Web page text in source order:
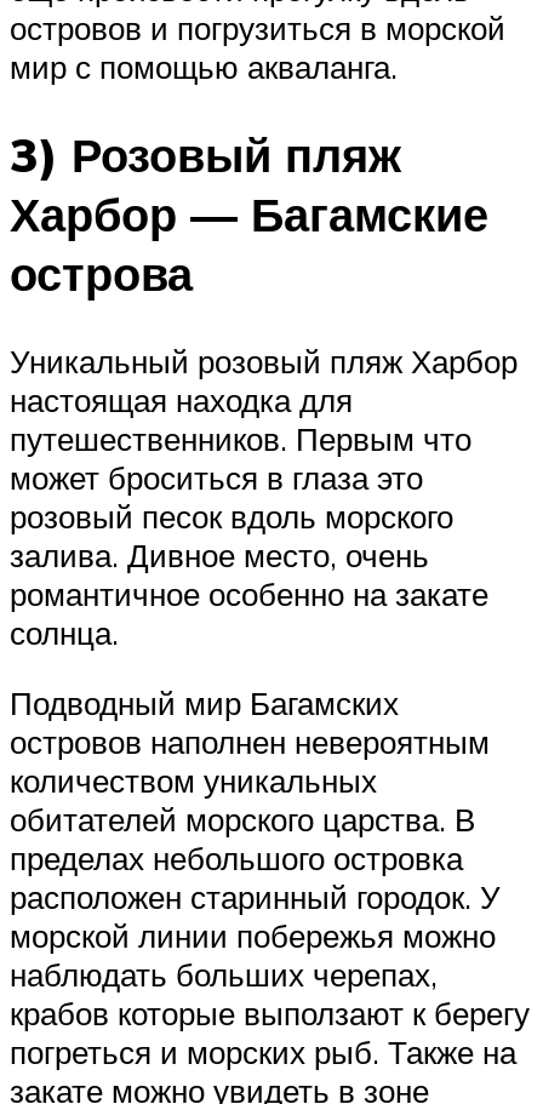
островов и погрузиться в морской
мир с помощью акваланга.
3) Розовый пляж
Харбор — Багамские
острова
Уникальный розовый пляж Харбор
настоящая находка для
путешественников. Первым что
может броситься в глаза это
розовый песок вдоль морского
залива. Дивное место, очень
романтичное особенно на закате
солнца.
Подводный мир Багамских
островов наполнен невероятным
количеством уникальных
обитателей морского царства. В
пределах небольшого островка
расположен старинный городок. У
морской линии побережья можно
наблюдать больших черепах,
крабов которые выползают к берегу
погреться и морских рыб. Также на
закате можно увидеть в зоне